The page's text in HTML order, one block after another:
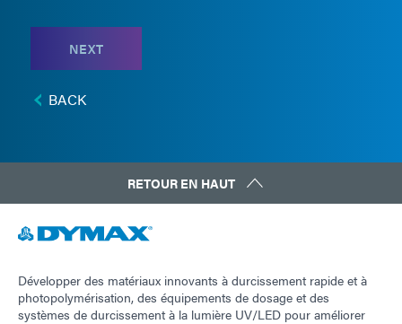
NEXT
BACK
RETOUR EN HAUT
Développer des matériaux innovants à durcissement rapide et à
photopolymérisation, des équipements de dosage et des
systèmes de durcissement à la lumière UV/LED pour améliorer